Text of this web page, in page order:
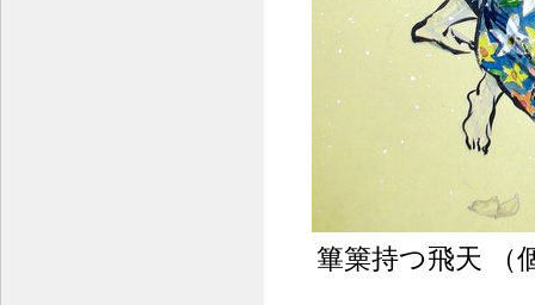
篳篥持つ飛天 （